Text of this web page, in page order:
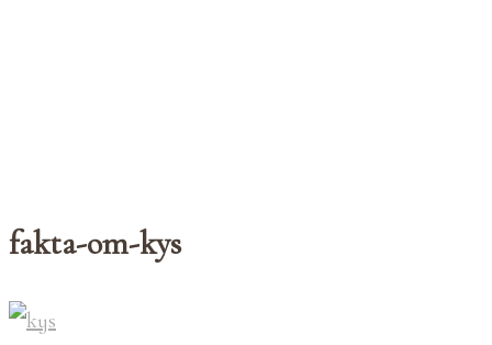
fakta-om-kys